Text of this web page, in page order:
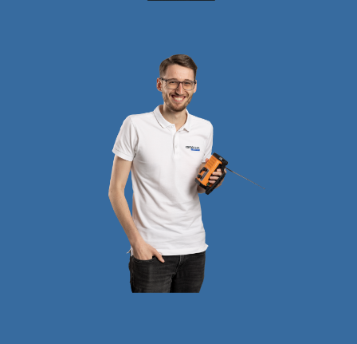
Assistentin der
Geschäftsleitung